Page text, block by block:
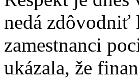
nedá zdôvodniť
zamestnanci
ukázala, že